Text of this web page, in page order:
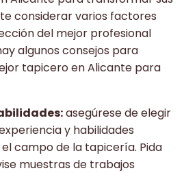
considerar varios factores
del mejor profesional
algunos consejos para
tapicero en Alicante para
asegúrese de elegir
y habilidades
campo de la tapicería. Pida
muestras de trabajos